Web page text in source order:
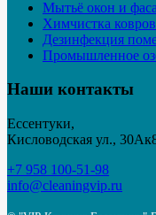
Мытьё окон и
Химчистка
Дезинфекция
Промышленное
Наши контакты
Ессентуки,
Кисловодская ул.,
+7 958 100-51-98
info@cleaningvip.ru